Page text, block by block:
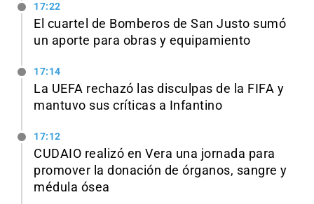
17:22
El cuartel de Bomberos de San Justo sumó
un aporte para obras y equipamiento
17:14
La UEFA rechazó las disculpas de la FIFA y
mantuvo sus críticas a Infantino
17:12
CUDAIO realizó en Vera una jornada para
promover la donación de órganos, sangre y
médula ósea